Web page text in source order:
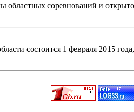
областных соревнований и
состоится 1 февраля 2015